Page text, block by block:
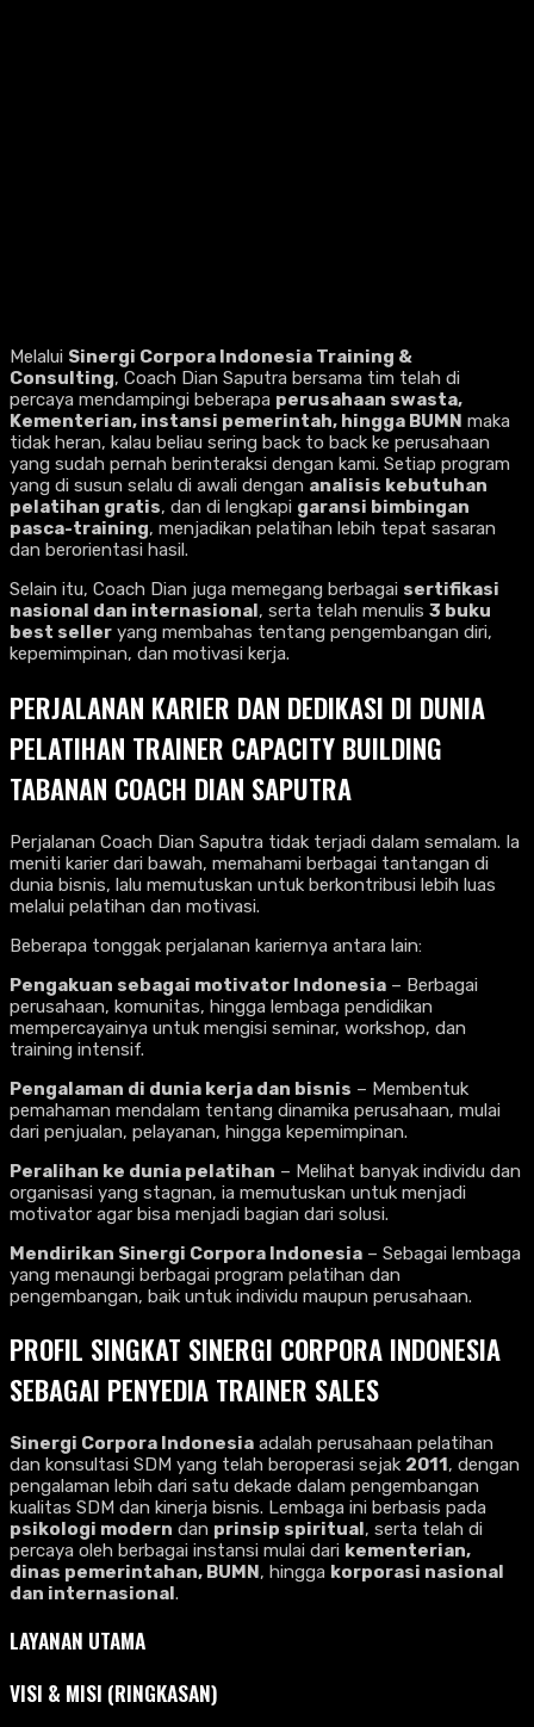
Melalui Sinergi Corpora Indonesia Training &
Consulting, Coach Dian Saputra bersama tim telah di
percaya mendampingi beberapa perusahaan swasta,
Kementerian, instansi pemerintah, hingga BUMN maka
tidak heran, kalau beliau sering back to back ke perusahaan
yang sudah pernah berinteraksi dengan kami. Setiap program
yang di susun selalu di awali dengan analisis kebutuhan
pelatihan gratis, dan di lengkapi garansi bimbingan
pasca-training, menjadikan pelatihan lebih tepat sasaran
dan berorientasi hasil.
Selain itu, Coach Dian juga memegang berbagai sertifikasi
nasional dan internasional, serta telah menulis 3 buku
best seller yang membahas tentang pengembangan diri,
kepemimpinan, dan motivasi kerja.
PERJALANAN KARIER DAN DEDIKASI DI DUNIA
PELATIHAN TRAINER CAPACITY BUILDING
TABANAN COACH DIAN SAPUTRA
Perjalanan Coach Dian Saputra tidak terjadi dalam semalam. Ia
meniti karier dari bawah, memahami berbagai tantangan di
dunia bisnis, lalu memutuskan untuk berkontribusi lebih luas
melalui pelatihan dan motivasi.
Beberapa tonggak perjalanan kariernya antara lain:
Pengakuan sebagai motivator Indonesia – Berbagai
perusahaan, komunitas, hingga lembaga pendidikan
mempercayainya untuk mengisi seminar, workshop, dan
training intensif.
Pengalaman di dunia kerja dan bisnis – Membentuk
pemahaman mendalam tentang dinamika perusahaan, mulai
dari penjualan, pelayanan, hingga kepemimpinan.
Peralihan ke dunia pelatihan – Melihat banyak individu dan
organisasi yang stagnan, ia memutuskan untuk menjadi
motivator agar bisa menjadi bagian dari solusi.
Mendirikan Sinergi Corpora Indonesia – Sebagai lembaga
yang menaungi berbagai program pelatihan dan
pengembangan, baik untuk individu maupun perusahaan.
PROFIL SINGKAT SINERGI CORPORA INDONESIA
SEBAGAI PENYEDIA TRAINER SALES
Sinergi Corpora Indonesia adalah perusahaan pelatihan
dan konsultasi SDM yang telah beroperasi sejak 2011, dengan
pengalaman lebih dari satu dekade dalam pengembangan
kualitas SDM dan kinerja bisnis. Lembaga ini berbasis pada
psikologi modern dan prinsip spiritual, serta telah di
percaya oleh berbagai instansi mulai dari kementerian,
dinas pemerintahan, BUMN, hingga korporasi nasional
dan internasional.
LAYANAN UTAMA
VISI & MISI (RINGKASAN)